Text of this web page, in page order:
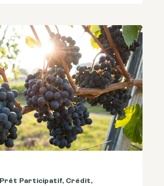
Prêt Participatif, Crédit,